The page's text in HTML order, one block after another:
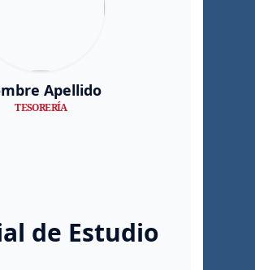
Apellido
TESORERÍA
de Estudio